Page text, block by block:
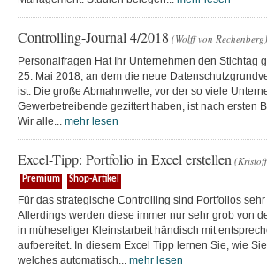
Controlling-Journal 4/2018 (Wolff von Rechenberg)
Personalfragen Hat Ihr Unternehmen den Stichtag
25. Mai 2018, an dem die neue
ist. Die große Abmahnwelle, vor der so viele
Gewerbetreibende gezittert haben, ist nach ersten
Wir alle... mehr lesen
Excel-Tipp: Portfolio in Excel erstellen
Premium Shop-Artikel
Für das strategische Controlling sind Portfolios
Allerdings werden diese immer nur sehr grob von
in müheseliger Kleinstarbeit händisch mit
aufbereitet. In diesem Excel Tipp lernen Sie, wie
welches automatisch... mehr lesen